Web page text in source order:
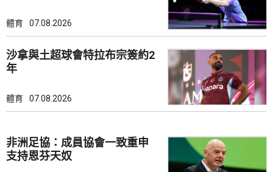
體育 07.08.2026
沙拿與土超球會特拉布宗簽約2
年
體育 07.08.2026
非洲足協：成員協會一致重申
支持恩芬天奴